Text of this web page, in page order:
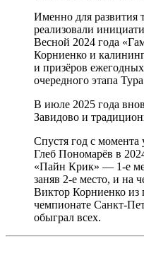
Именно для развития
реализовали
Весной 2024 года
Корниенко и
и призёров
очередного этапа
В июле 2025 года
Завидово и
Спустя год с момента
Глеб Пономарёв в
«Пайн Крик» — 1-е
заняв 2-е место, и на
Виктор Корниенко из
чемпионате Санкт-
обыграл всех.